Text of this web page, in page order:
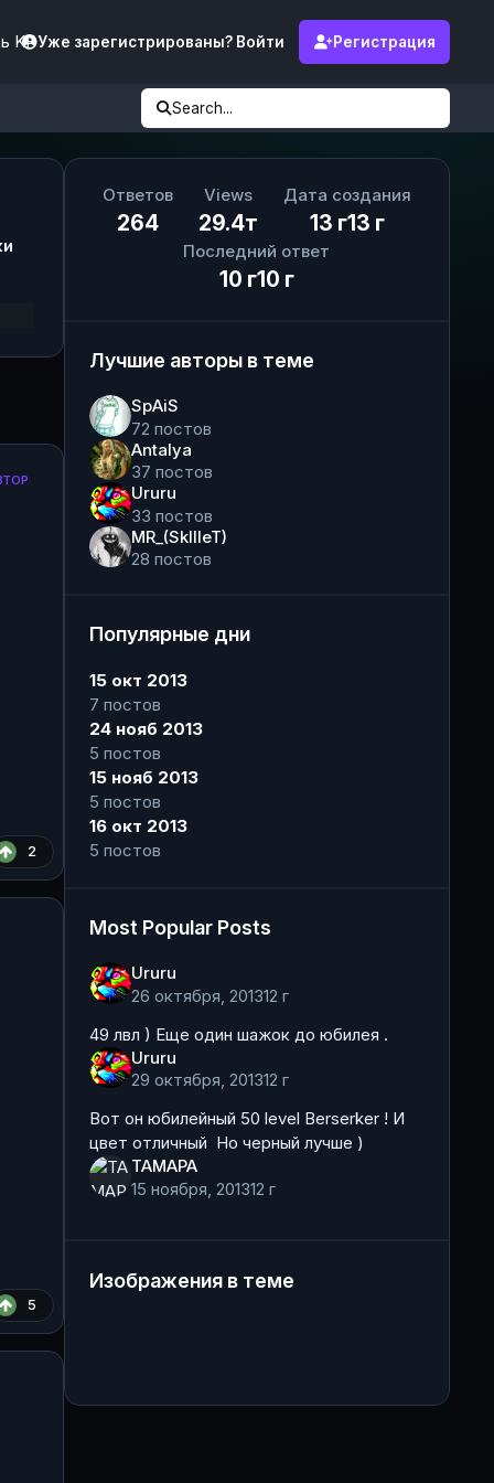
KFУже зарегистрированы? Войти Регистрация
Search...
2
5
Ответов
264
Views
29.4т
Дата создания
13 г13 г
Последний ответ
10 г10 г
Лучшие авторы в теме
SpAiS
72 постов
Antalya
37 постов
Ururu
33 постов
MR_(SkIlIeT)
28 постов
Популярные дни
15 окт 2013
7 постов
24 нояб 2013
5 постов
15 нояб 2013
5 постов
16 окт 2013
5 постов
Most Popular Posts
Ururu
26 октября, 201312 г
49 лвл ) Еще один шажок до юбилея .
Ururu
29 октября, 201312 г
Вот он юбилейный 50 level Berserker ! И
цвет отличный Но черный лучше )
ТАМАРА
15 ноября, 201312 г
Изображения в теме